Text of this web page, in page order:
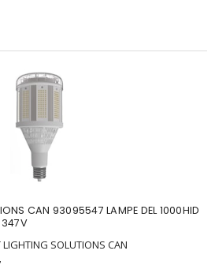
CAN 93095547 LAMPE DEL 1000HID
347V
LIGHTING SOLUTIONS CAN